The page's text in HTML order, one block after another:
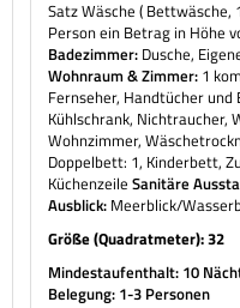
Satz Wäsche ( Bettwäsche,
Person ein Betrag in Höhe
Badezimmer: Dusche,
Wohnraum & Zimmer: 1
Fernseher, Handtücher
Kühlschrank, Nichtraucher,
Wohnzimmer,
Doppelbett: 1, Kinderbett,
Küchenzeile Sanitäre
Ausblick: Meerblick/
Größe (Quadratmeter): 32
Mindestaufenthalt: 10
Belegung: 1-3 Personen